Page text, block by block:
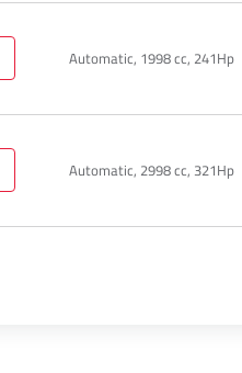
Automatic, 1998 cc, 241Hp
Automatic, 2998 cc, 321Hp